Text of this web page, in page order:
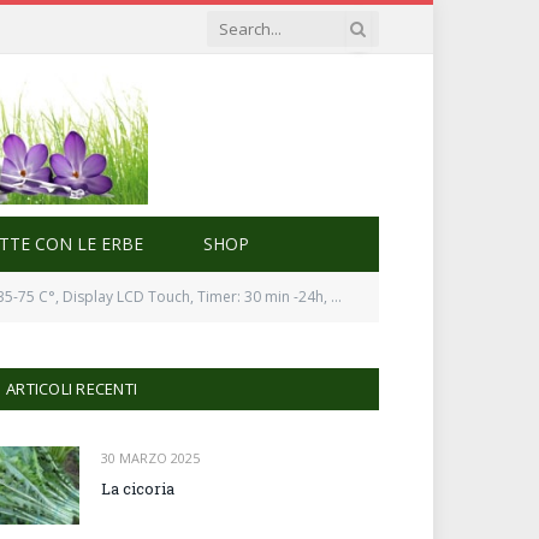
CON LE ERBE SHOP
30 min -24h, 360° Airflow, Termostato Digitale, Acciaio Inox
ARTICOLI RECENTI
30 MARZO 2025
La cicoria